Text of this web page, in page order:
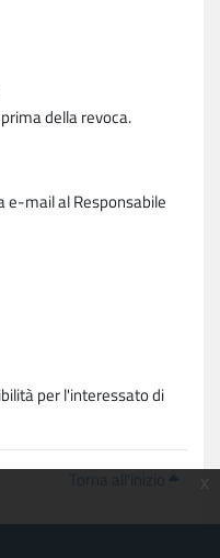
della revoca.
e-mail al Responsabile
per l'interessato di
Torna all'inizio